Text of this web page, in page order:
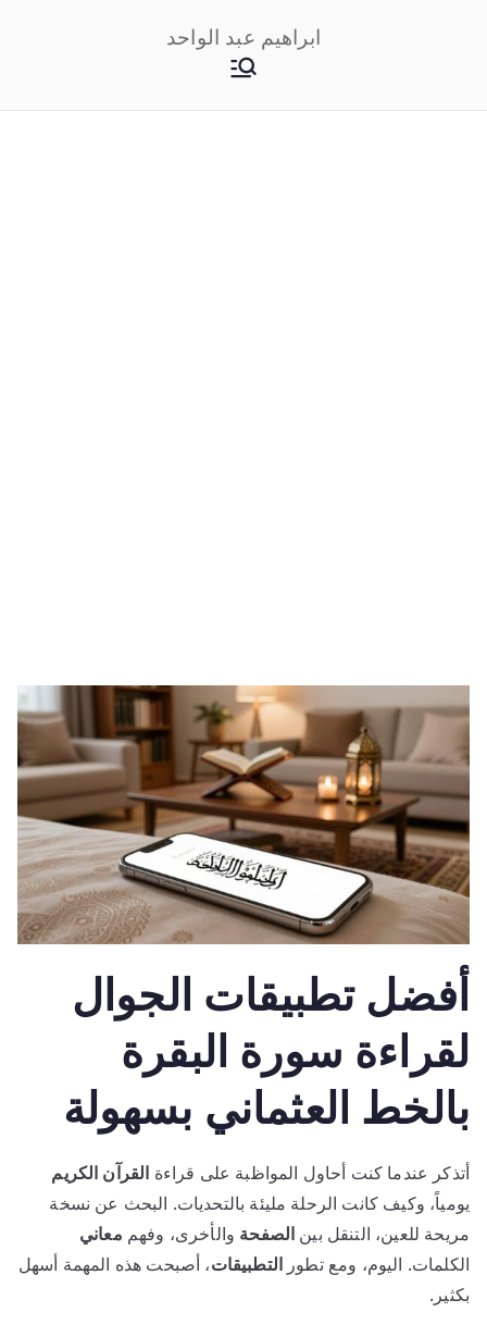
ابراهيم عبد الواحد
أفضل تطبيقات الجوال
لقراءة سورة البقرة
بالخط العثماني بسهولة
أتذكر عندما كنت أحاول المواظبة على قراءة القرآن الكريم
يومياً، وكيف كانت الرحلة مليئة بالتحديات. البحث عن نسخة
مريحة للعين، التنقل بين الصفحة والأخرى، وفهم معاني
الكلمات. اليوم، ومع تطور التطبيقات، أصبحت هذه المهمة أسهل
بكثير.